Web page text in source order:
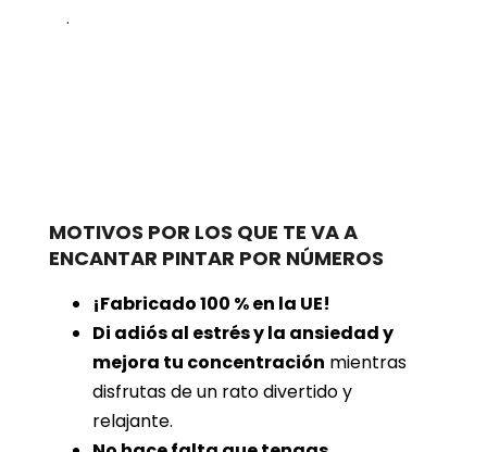
.
MOTIVOS POR LOS QUE TE VA A
ENCANTAR PINTAR POR NÚMEROS
¡Fabricado 100 % en la UE!
Di adiós al estrés y la ansiedad y
mejora tu concentración mientras
disfrutas de un rato divertido y
relajante.